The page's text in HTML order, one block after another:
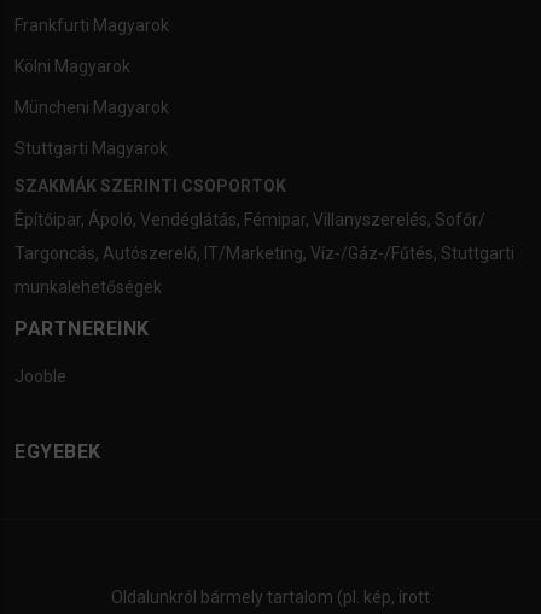
Frankfurti Magyarok
Kölni Magyarok
Müncheni Magyarok
Stuttgarti Magyarok
SZAKMÁK SZERINTI CSOPORTOK
Építőipar, Ápoló, Vendéglátás, Fémipar, Villanyszerelés, Sofőr/
Targoncás, Autószerelő, IT/Marketing, Víz-/Gáz-/Fűtés, Stuttgarti
munkalehetőségek
PARTNEREINK
Jooble
EGYEBEK
Oldalunkról bármely tartalom (pl. kép, írott